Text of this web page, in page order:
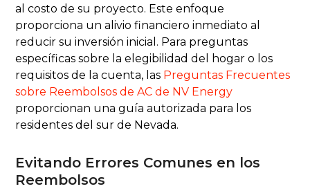
al costo de su proyecto. Este enfoque
proporciona un alivio financiero inmediato al
reducir su inversión inicial. Para preguntas
específicas sobre la elegibilidad del hogar o los
requisitos de la cuenta, las Preguntas Frecuentes
sobre Reembolsos de AC de NV Energy
proporcionan una guía autorizada para los
residentes del sur de Nevada.
Evitando Errores Comunes en los
Reembolsos